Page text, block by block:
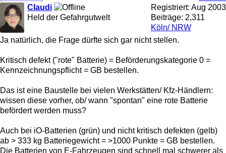
Registriert: Aug 2003
Beiträge: 2,311
Köln/ NRW
Claudi
Held der Gefahrgutwelt
Ja natürlich, die Frage dürfte sich gar nicht stellen.
Kritisch defekt ("rote" Batterie) = Beförderungskategorie 0 =
Kennzeichnungspflicht = GB bestellen.
Das ist eine Baustelle bei vielen Werkstätten/ Kfz-Händlern:
wissen diese vorher, ob/ wann "spontan" eine rote Batterie
befördert werden muss?
Auch bei iO-Batterien (grün) und nicht kritisch defekten (gelb)
ab > 333 kg Batteriegewicht = >1000 Punkte = GB bestellen.
Die Batterien von E-Fahrzeugen sind schnell mal schwerer als